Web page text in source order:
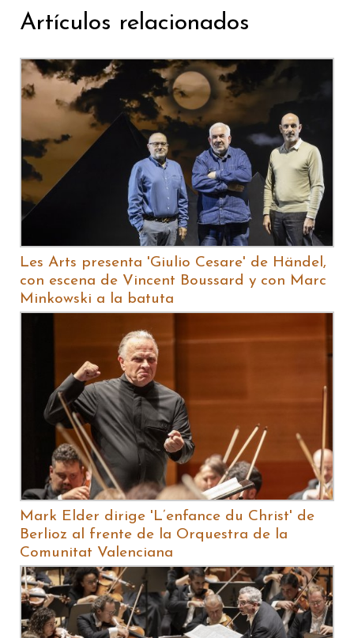
Artículos relacionados
Les Arts presenta 'Giulio Cesare' de Händel,
con escena de Vincent Boussard y con Marc
Minkowski a la batuta
Mark Elder dirige 'L’enfance du Christ' de
Berlioz al frente de la Orquestra de la
Comunitat Valenciana